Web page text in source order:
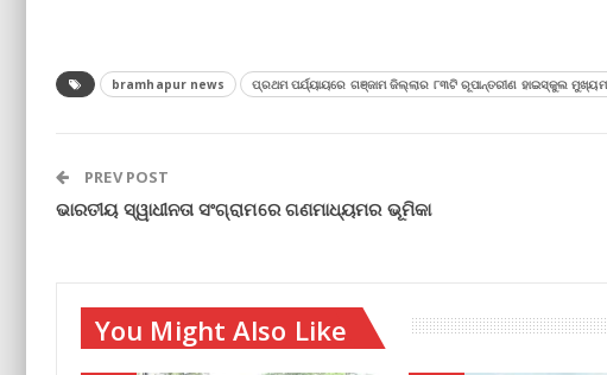
bramhapur news ପ୍ରଥମ ପର୍ଯ୍ୟାୟରେ ଗଞ୍ଜାମ ଜିଲ୍ଲାର ୮୩ଟି ରୂପାନ୍ତରୀଣ ହାଇସ୍କୁଲ
PREV POST
ଭାରତୀୟ ସ୍ୱାଧୀନତା ସଂଗ୍ରାମରେ ଗଣମାଧ୍ୟମର ଭୂମିକା
You Might Also Like